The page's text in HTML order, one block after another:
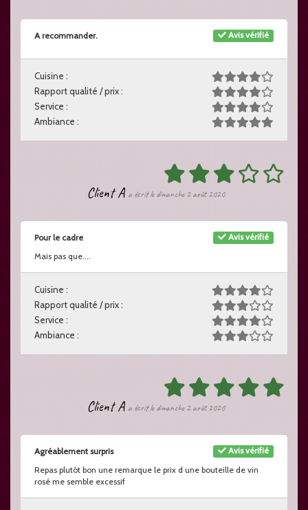
Avis vérifié
A recommander.
Cuisine :
Rapport qualité / prix :
Service :
Ambiance :
Client A a écrit le dimanche 2 août 2020
Avis vérifié
Pour le cadre
Mais pas que....
Cuisine :
Rapport qualité / prix :
Service :
Ambiance :
Client A a écrit le dimanche 2 août 2020
Avis vérifié
Agréablement surpris
Repas plutôt bon une remarque le prix d une bouteille de vin
rosé me semble excessif